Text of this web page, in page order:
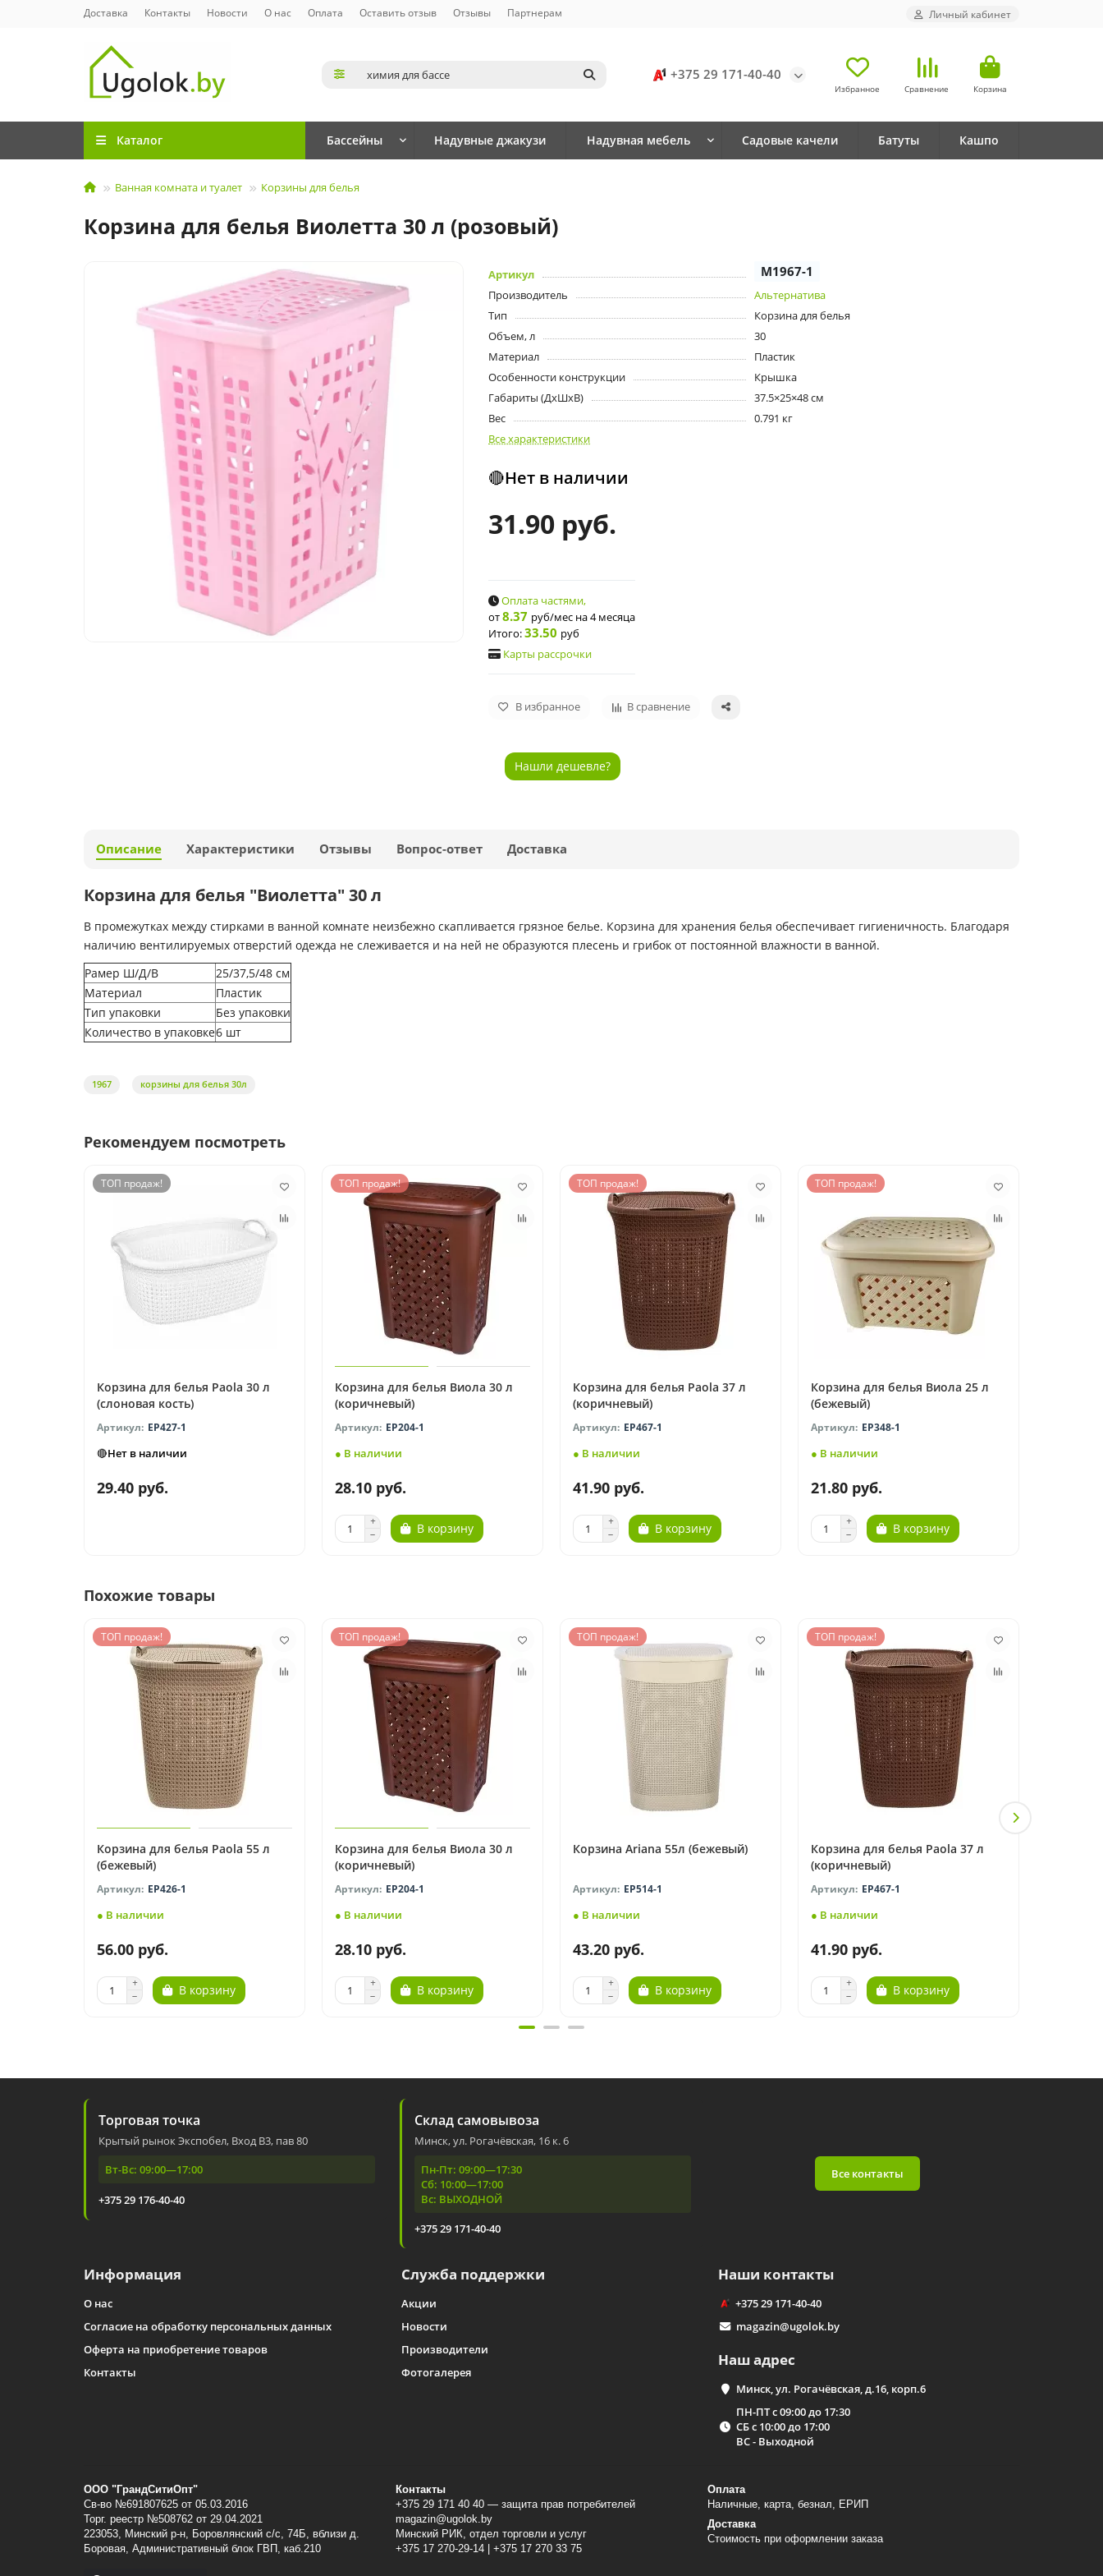
Доставка Контакты Новости О нас Оплата Оставить отзыв Отзывы Партнерам Личный кабинет
+375 29 171-40-40
Избранное Сравнение Корзина
Каталог Бассейны Надувные джакузи Надувная мебель Садовые качели Батуты Кашпо
Ванная комната и туалет Корзины для белья
Корзина для белья Виолетта 30 л (розовый)
Артикул М1967-1
Производитель
Альтернатива
Тип
Корзина для белья
Объем, л
30
Материал
Пластик
Особенности конструкции
Крышка
Габариты (ДхШхВ)
37.5×25×48 см
Вес
0.791 кг
Все характеристики
🔴Нет в наличии
31.90 руб.
Оплата частями,
от8.37 руб/мес на 4 месяца
Итого:33.50 руб
Карты рассрочки
В избранное В сравнение
Нашли дешевле?
Описание Характеристики Отзывы Вопрос-ответ Доставка
Корзина для белья "Виолетта" 30 л
В промежутках между стирками в ванной комнате неизбежно скапливается грязное белье. Корзина для хранения белья обеспечивает гигиеничность. Благодаря
наличию вентилируемых отверстий одежда не слеживается и на ней не образуются плесень и грибок от постоянной влажности в ванной.
Рамер Ш/Д/В
25/37,5/48 см
Материал
Пластик
Тип упаковки
Без упаковки
Количество в упаковке6 шт
1967 корзины для белья 30л
Рекомендуем посмотреть
ТОП продаж!
Корзина для белья Paola 30 л
(слоновая кость)
EP427-1
🔴Нет в наличии
29.40 руб.
ТОП продаж!
Корзина для белья Виола 30 л
(коричневый)
EP204-1
● В наличии
28.10 руб.
В корзину
ТОП продаж!
Корзина для белья Paola 37 л
(коричневый)
EP467-1
● В наличии
41.90 руб.
В корзину
ТОП продаж!
Корзина для белья Виола 25 л
(бежевый)
EP348-1
● В наличии
21.80 руб.
В корзину
Похожие товары
ТОП продаж!
Корзина для белья Paola 55 л
(бежевый)
EP426-1
● В наличии
56.00 руб.
В корзину
ТОП продаж!
Корзина для белья Виола 30 л
(коричневый)
EP204-1
● В наличии
28.10 руб.
В корзину
ТОП продаж!
Корзина Ariana 55л (бежевый)
EP514-1
● В наличии
43.20 руб.
В корзину
ТОП продаж!
Корзина для белья Paola 37 л
(коричневый)
EP467-1
● В наличии
41.90 руб.
В корзину
Торговая точка
Крытый рынок Экспобел, Вход В3, пав 80
Вт-Вс: 09:00—17:00
+375 29 176-40-40
Склад самовывоза
Минск, ул. Рогачёвская, 16 к. 6
Пн-Пт: 09:00—17:30
Сб: 10:00—17:00
Вс: ВЫХОДНОЙ
+375 29 171-40-40
Все контакты
Информация
О нас
Согласие на обработку персональных данных
Оферта на приобретение товаров
Контакты
Служба поддержки
Акции
Новости
Производители
Фотогалерея
Наши контакты
+375 29 171-40-40
magazin@ugolok.by
Наш адрес
Минск, ул. Рогачёвская, д.16, корп.6
ПН-ПТ с 09:00 до 17:30
СБ с 10:00 до 17:00
ВС - Выходной
ООО "ГрандСитиОпт"
Св-во №691807625 от 05.03.2016
Торг. реестр №508762 от 29.04.2021
223053, Минский p-н, Боровлянский с/с, 74Б, вблизи д.
Боровая, Административный блок ГВП, каб.210
Контакты
+375 29 171 40 40 — защита прав потребителей
magazin@ugolok.by
Минский РИК, отдел торговли и услуг
+375 17 270-29-14 | +375 17 270 33 75
Оплата
Наличные, карта, безнал, ЕРИП
Доставка
Стоимость при оформлении заказа